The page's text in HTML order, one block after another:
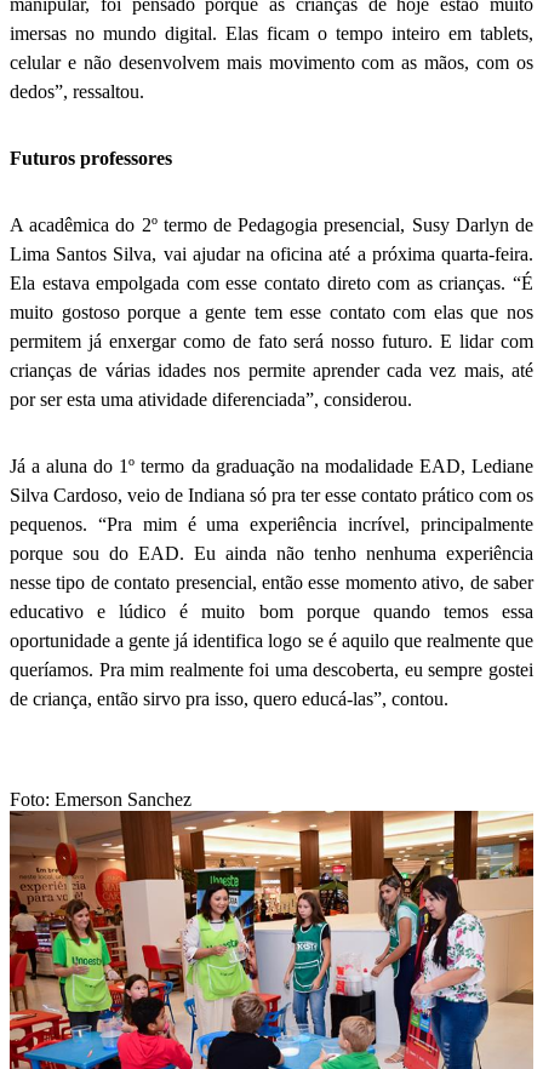
manipular, foi pensado porque as crianças de hoje estão muito
imersas no mundo digital. Elas ficam o tempo inteiro em tablets,
celular e não desenvolvem mais movimento com as mãos, com os
dedos”, ressaltou.
Futuros professores
A acadêmica do 2º termo de Pedagogia presencial, Susy Darlyn de
Lima Santos Silva, vai ajudar na oficina até a próxima quarta-feira.
Ela estava empolgada com esse contato direto com as crianças. “É
muito gostoso porque a gente tem esse contato com elas que nos
permitem já enxergar como de fato será nosso futuro. E lidar com
crianças de várias idades nos permite aprender cada vez mais, até
por ser esta uma atividade diferenciada”, considerou.
Já a aluna do 1º termo da graduação na modalidade EAD, Lediane
Silva Cardoso, veio de Indiana só pra ter esse contato prático com os
pequenos. “Pra mim é uma experiência incrível, principalmente
porque sou do EAD. Eu ainda não tenho nenhuma experiência
nesse tipo de contato presencial, então esse momento ativo, de saber
educativo e lúdico é muito bom porque quando temos essa
oportunidade a gente já identifica logo se é aquilo que realmente que
queríamos. Pra mim realmente foi uma descoberta, eu sempre gostei
de criança, então sirvo pra isso, quero educá-las”, contou.
Foto: Emerson Sanchez